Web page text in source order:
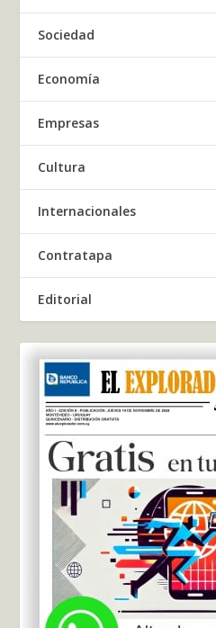
Sociedad
Economía
Empresas
Cultura
Internacionales
Contratapa
Editorial